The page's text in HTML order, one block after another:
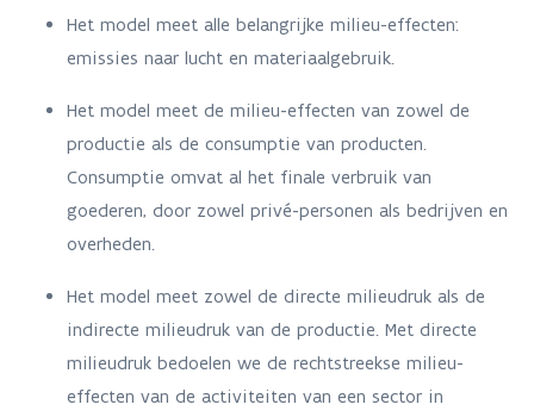
Het model meet alle belangrijke milieu-effecten:
emissies naar lucht en materiaalgebruik.
Het model meet de milieu-effecten van zowel de
productie als de consumptie van producten.
Consumptie omvat al het finale verbruik van
goederen, door zowel privé-personen als bedrijven en
overheden.
Het model meet zowel de directe milieudruk als de
indirecte milieudruk van de productie. Met directe
milieudruk bedoelen we de rechtstreekse milieu-
effecten van de activiteiten van een sector in